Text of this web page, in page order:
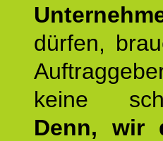
dürfen,
keine
Denn, wir